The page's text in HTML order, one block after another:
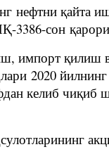
қайта
3386-сон
импорт
2020
келиб